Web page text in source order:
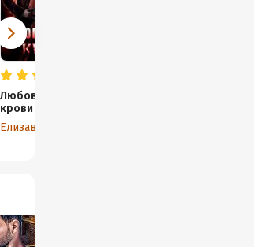
Любовь до
крови 2